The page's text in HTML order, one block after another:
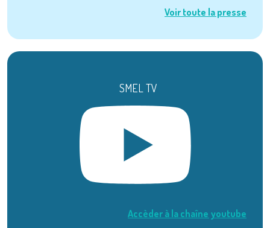
Voir toute la presse
SMEL TV
Accèder à la chaîne youtube